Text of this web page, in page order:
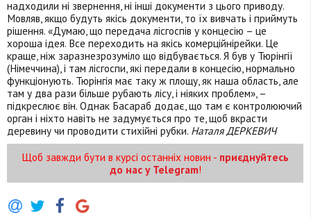
надходили ні звернення, ні інші документи з цього приводу.
Мовляв, якщо будуть якісь документи, то їх вивчать і приймуть
рішення. «Думаю, що передача лісгоспів у концесію – це
хороша ідея. Все переходить на якісь комерційнірейки. Це
краще, ніж заразнезрозуміло що відбувається. Я був у Тюрінгії
(Німеччина), і там лісгоспи, які передали в концесію, нормально
функціонують. Тюрінгія має таку ж площу, як наша область, але
там у два рази більше рубають лісу, і ніяких проблем», –
підкреслює він. Однак Басараб додає, що там є контролюючий
орган і ніхто навіть не задумується про те, щоб вкрасти
деревину чи проводити стихійні рубки. Наталя ДЕРКЕВИЧ
Щоб завжди бути в курсі останніх новин - приєднуйтесь
до нас у Telegram!